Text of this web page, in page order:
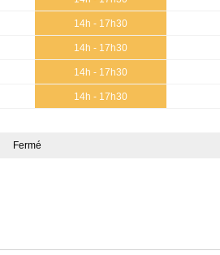
14h - 17h30
14h - 17h30
14h - 17h30
14h - 17h30
Fermé